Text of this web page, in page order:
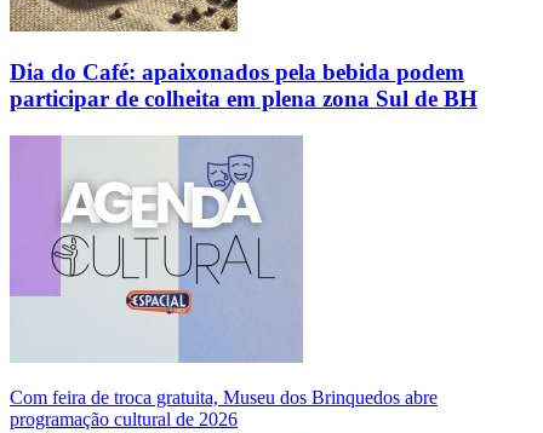
Dia do Café: apaixonados pela bebida podem
participar de colheita em plena zona Sul de BH
Com feira de troca gratuita, Museu dos Brinquedos abre
programação cultural de 2026